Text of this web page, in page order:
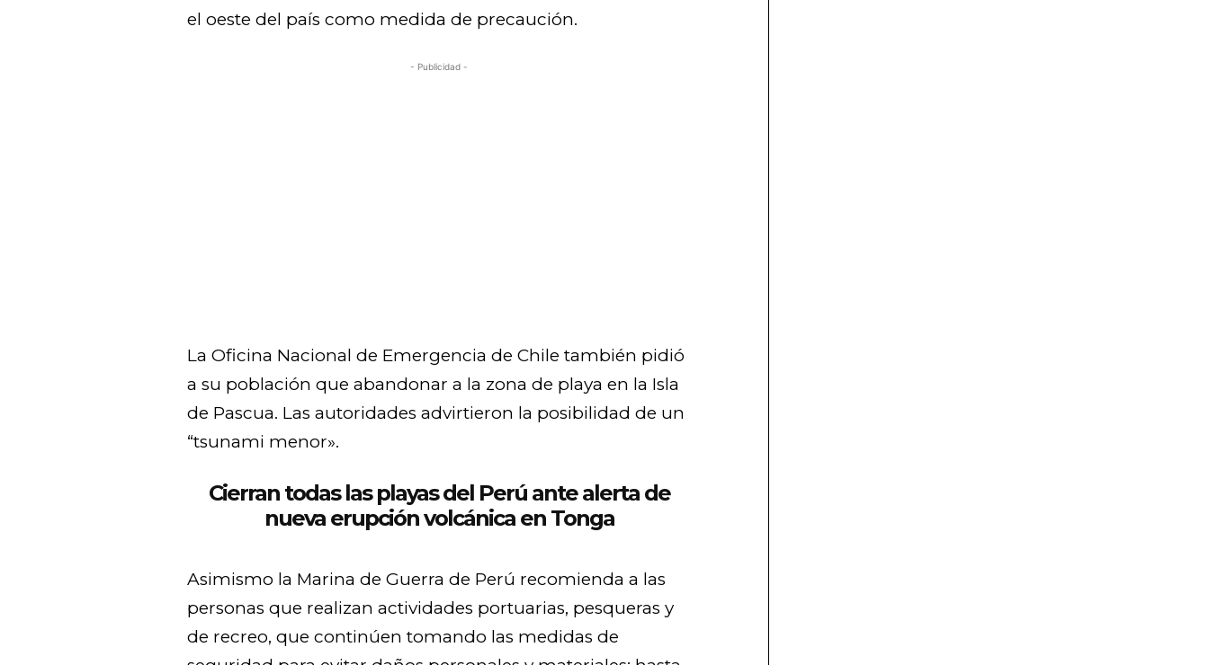
el oeste del país como medida de precaución.
- Publicidad -
La Oficina Nacional de Emergencia de Chile también pidió
a su población que abandonar a la zona de playa en la Isla
de Pascua. Las autoridades advirtieron la posibilidad de un
“tsunami menor».
Cierran todas las playas del Perú ante alerta de
nueva erupción volcánica en Tonga
Asimismo la Marina de Guerra de Perú recomienda a las
personas que realizan actividades portuarias, pesqueras y
de recreo, que continúen tomando las medidas de